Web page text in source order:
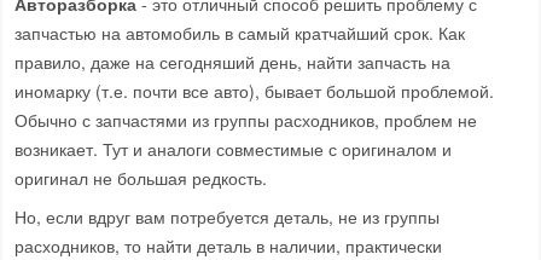
запчастью на автомобиль в самый кратчайший срок. Как
правило, даже на сегодняший день, найти запчасть на
иномарку (т.е. почти все авто), бывает большой проблемой.
Обычно с запчастями из группы расходников, проблем не
возникает. Тут и аналоги совместимые с оригиналом и
оригинал не большая редкость.
Но, если вдруг вам потребуется деталь, не из группы
расходников, то найти деталь в наличии, практически